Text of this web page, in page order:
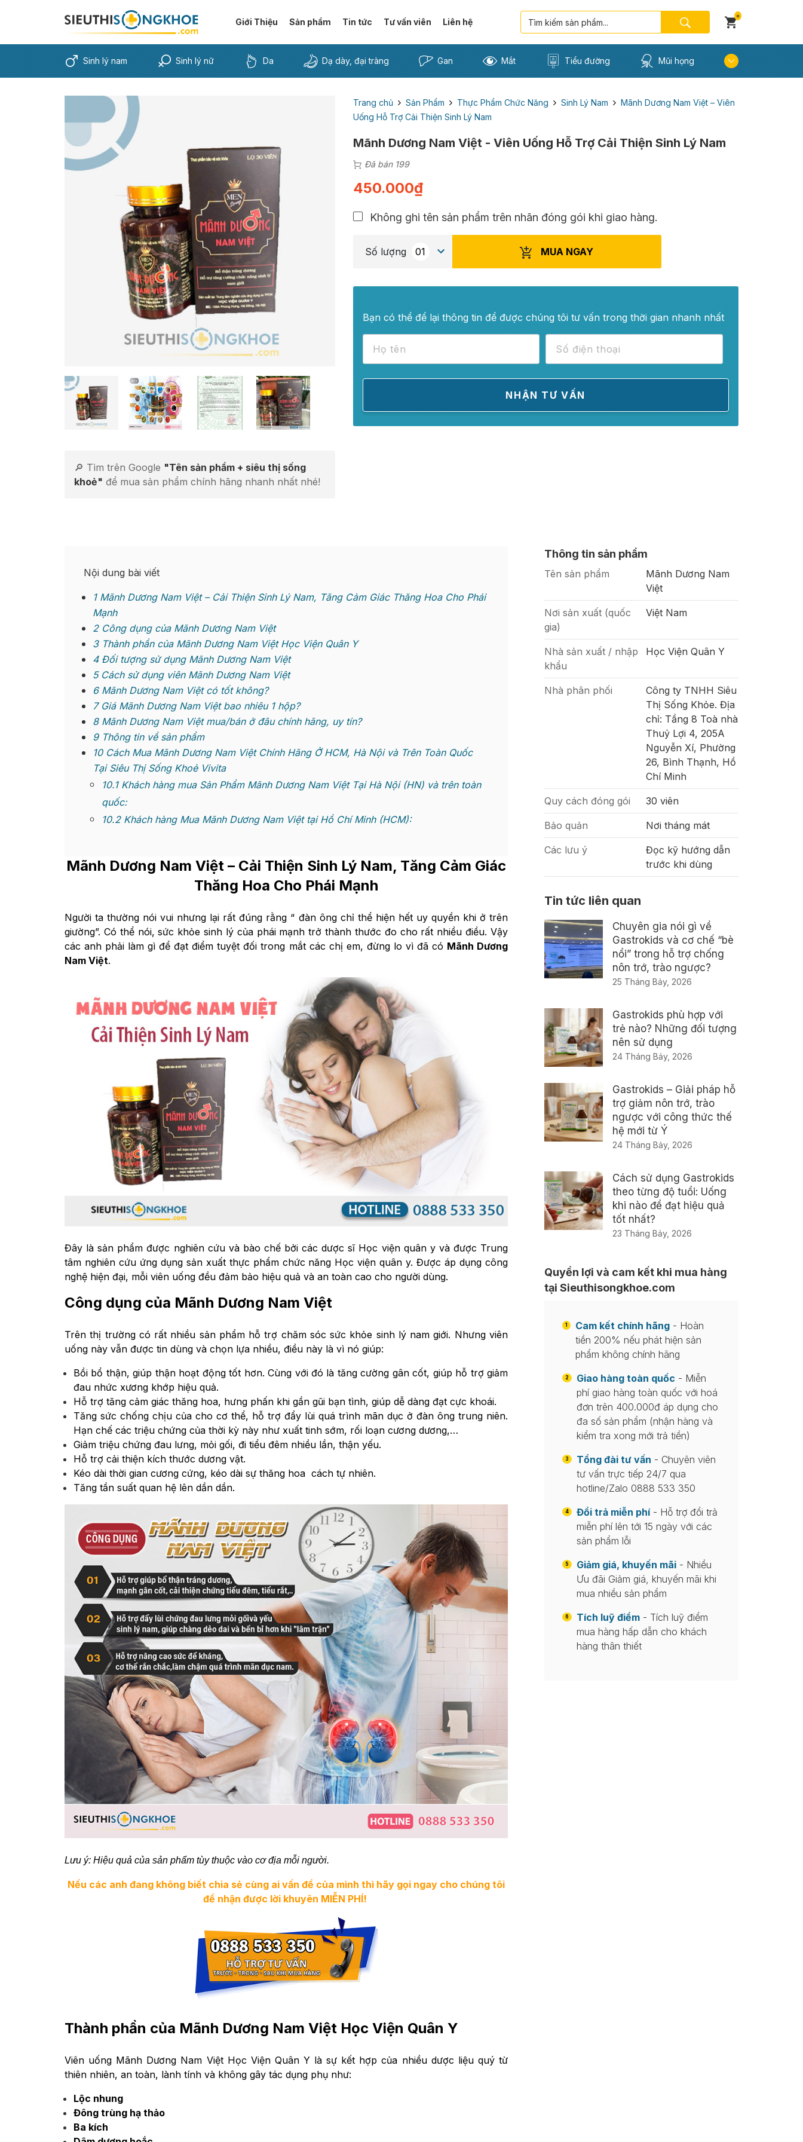
Giới Thiệu Sản phẩm Tin tức Tư vấn viên Liên hệ
0
Sinh lý nam Sinh lý nữ Da Dạ dày, đại tràng Gan Mắt Tiểu đường Mũi họng
🔎 Tìm trên Google "Tên sản phẩm + siêu thị sống
khoẻ" để mua sản phẩm chính hãng nhanh nhất nhé!
Trang chủ Sản Phẩm Thực Phẩm Chức Năng Sinh Lý Nam
Mãnh Dương Nam Việt – Viên
Uống Hỗ Trợ Cải Thiện Sinh Lý Nam
Mãnh Dương Nam Việt - Viên Uống Hỗ Trợ Cải Thiện Sinh Lý Nam
Đã bán 199
450.000₫
Không ghi tên sản phẩm trên nhãn đóng gói khi giao hàng.
Số lượng MUA NGAY
Bạn có thể để lại thông tin để được chúng tôi tư vấn trong thời gian nhanh nhất
Nội dung bài viết
1Mãnh Dương Nam Việt – Cải Thiện Sinh Lý Nam, Tăng Cảm Giác Thăng Hoa Cho Phái
Mạnh
2Công dụng của Mãnh Dương Nam Việt
3Thành phần của Mãnh Dương Nam Việt Học Viện Quân Y
4Đối tượng sử dụng Mãnh Dương Nam Việt
5Cách sử dụng viên Mãnh Dương Nam Việt
6Mãnh Dương Nam Việt có tốt không?
7Giá Mãnh Dương Nam Việt bao nhiêu 1 hộp?
8Mãnh Dương Nam Việt mua/bán ở đâu chính hãng, uy tín?
9Thông tin về sản phẩm
10Cách Mua Mãnh Dương Nam Việt Chính Hãng Ở HCM, Hà Nội và Trên Toàn Quốc
Tại Siêu Thị Sống Khoẻ Vivita
10.1Khách hàng mua Sản Phẩm Mãnh Dương Nam Việt Tại Hà Nội (HN) và trên toàn
quốc:
10.2Khách hàng Mua Mãnh Dương Nam Việt tại Hồ Chí Minh (HCM):
Mãnh Dương Nam Việt – Cải Thiện Sinh Lý Nam, Tăng Cảm Giác
Thăng Hoa Cho Phái Mạnh
Người ta thường nói vui nhưng lại rất đúng rằng “ đàn ông chỉ thể hiện hết uy quyền khi ở trên
giường”. Có thể nói, sức khỏe sinh lý của phái mạnh trở thành thước đo cho rất nhiều điều. Vậy
các anh phải làm gì để đạt điểm tuyệt đối trong mắt các chị em, đừng lo vì đã có Mãnh Dương
Nam Việt.
Đây là sản phẩm được nghiên cứu và bào chế bởi các dược sĩ Học viện quân y và được Trung
tâm nghiên cứu ứng dụng sản xuất thực phẩm chức năng Học viện quân y. Được áp dụng công
nghệ hiện đại, mỗi viên uống đều đảm bảo hiệu quả và an toàn cao cho người dùng.
Công dụng của Mãnh Dương Nam Việt
Trên thị trường có rất nhiều sản phẩm hỗ trợ chăm sóc sức khỏe sinh lý nam giới. Nhưng viên
uống này vẫn được tin dùng và chọn lựa nhiều, điều này là vì nó giúp:
Bồi bổ thận, giúp thận hoạt động tốt hơn. Cùng với đó là tăng cường gân cốt, giúp hỗ trợ giảm
đau nhức xương khớp hiệu quả.
Hỗ trợ tăng cảm giác thăng hoa, hưng phấn khi gần gũi bạn tình, giúp dễ dàng đạt cực khoái.
Tăng sức chống chịu của cho cơ thể, hỗ trợ đẩy lùi quá trình mãn dục ở đàn ông trung niên.
Hạn chế các triệu chứng của thời kỳ này như xuất tinh sớm, rối loạn cương dương,…
Giảm triệu chứng đau lưng, mỏi gối, đi tiểu đêm nhiều lần, thận yếu.
Hỗ trợ cải thiện kích thước dương vật.
Kéo dài thời gian cương cứng, kéo dài sự thăng hoa cách tự nhiên.
Tăng tần suất quan hệ lên dần dần.
Lưu ý: Hiệu quả của sản phẩm tùy thuộc vào cơ địa mỗi người.
Nếu các anh đang không biết chia sẻ cùng ai vấn đề của mình thì hãy gọi ngay cho chúng tôi
để nhận được lời khuyên MIỄN PHÍ!
Thành phần của Mãnh Dương Nam Việt Học Viện Quân Y
Viên uống Mãnh Dương Nam Việt Học Viện Quân Y là sự kết hợp của nhiều dược liệu quý từ
thiên nhiên, an toàn, lành tính và không gây tác dụng phụ như:
Lộc nhung
Đông trùng hạ thảo
Ba kích
Thông tin sản phẩm
Tên sản phẩm
Mãnh Dương Nam
Việt
Nơi sản xuất (quốc
gia)
Việt Nam
Nhà sản xuất / nhập
khẩu
Học Viện Quân Y
Nhà phân phối
Công ty TNHH Siêu
Thị Sống Khỏe. Địa
chỉ: Tầng 8 Toà nhà
Thuỷ Lợi 4, 205A
Nguyễn Xí, Phường
26, Bình Thạnh, Hồ
Chí Minh
Quy cách đóng gói 30 viên
Bảo quản Nơi tháng mát
Các lưu ý
Đọc kỹ hướng dẫn
trước khi dùng
Tin tức liên quan
Chuyên gia nói gì về
Gastrokids và cơ chế “bè
nổi” trong hỗ trợ chống
nôn trớ, trào ngược?
25 Tháng Bảy, 2026
Gastrokids phù hợp với
trẻ nào? Những đối tượng
nên sử dụng
24 Tháng Bảy, 2026
Gastrokids – Giải pháp hỗ
trợ giảm nôn trớ, trào
ngược với công thức thế
hệ mới từ Ý
24 Tháng Bảy, 2026
Cách sử dụng Gastrokids
theo từng độ tuổi: Uống
khi nào để đạt hiệu quả
tốt nhất?
23 Tháng Bảy, 2026
Quyền lợi và cam kết khi mua hàng
tại Sieuthisongkhoe.com
1 Cam kết chính hãng - Hoàn
tiền 200% nếu phát hiện sản
phẩm không chính hãng
2 Giao hàng toàn quốc - Miễn
phí giao hàng toàn quốc với hoá
đơn trên 400.000đ áp dụng cho
đa số sản phẩm (nhận hàng và
kiểm tra xong mới trả tiền)
3 Tổng đài tư vấn - Chuyên viên
tư vấn trực tiếp 24/7 qua
hotline/Zalo 0888 533 350
4 Đổi trả miễn phí- Hỗ trợ đổi trả
miễn phí lên tới 15 ngày với các
sản phẩm lỗi
5 Giảm giá, khuyến mãi - Nhiều
Ưu đãi Giảm giá, khuyến mãi khi
mua nhiều sản phẩm
6 Tích luỹ điểm - Tích luỹ điểm
mua hàng hấp dẫn cho khách
hàng thân thiết